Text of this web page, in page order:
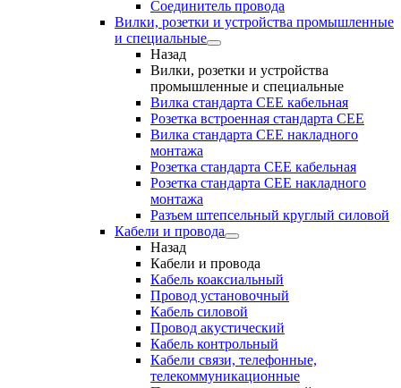
Соединитель провода
Вилки, розетки и устройства промышленные
и специальные
Назад
Вилки, розетки и устройства
промышленные и специальные
Вилка стандарта CEE кабельная
Розетка встроенная стандарта CEE
Вилка стандарта CEE накладного
монтажа
Розетка стандарта СЕЕ кабельная
Розетка стандарта СЕЕ накладного
монтажа
Разъем штепсельный круглый силовой
Кабели и провода
Назад
Кабели и провода
Кабель коаксиальный
Провод установочный
Кабель силовой
Провод акустический
Кабель контрольный
Кабели связи, телефонные,
телекоммуникационные